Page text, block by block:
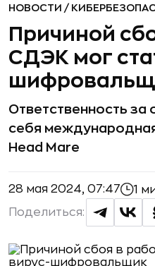
НОВОСТИ /
Причиной
СДЭК мог
Ответственность за
себя
Head Mare
28 мая 2024, 07:47 1
Поделиться: